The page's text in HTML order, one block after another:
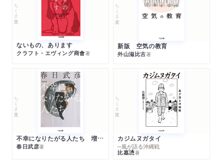
ちくま文庫
ないもの、あります
クラフト・エヴィング商會著
ちくま文庫
新版 空気の教育
外山滋比古著
ちくま文庫
不幸になりたがる人たち 増補新版
春日武彦著
ちくま文庫
カジムヌガタイ
─風が語る沖縄戦
比嘉慂著